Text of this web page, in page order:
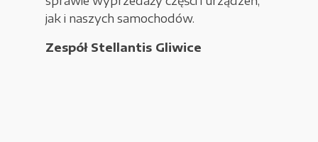
jak i naszych samochodów.
Zespół Stellantis Gliwice